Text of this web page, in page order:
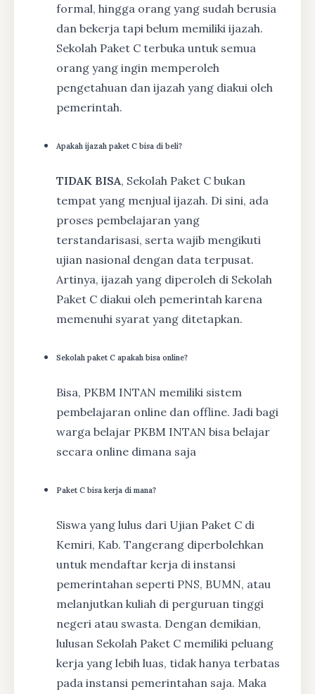
formal, hingga orang yang sudah berusia
dan bekerja tapi belum memiliki ijazah.
Sekolah Paket C terbuka untuk semua
orang yang ingin memperoleh
pengetahuan dan ijazah yang diakui oleh
pemerintah.
Apakah ijazah paket C bisa di beli?
TIDAK BISA, Sekolah Paket C bukan
tempat yang menjual ijazah. Di sini, ada
proses pembelajaran yang
terstandarisasi, serta wajib mengikuti
ujian nasional dengan data terpusat.
Artinya, ijazah yang diperoleh di Sekolah
Paket C diakui oleh pemerintah karena
memenuhi syarat yang ditetapkan.
Sekolah paket C apakah bisa online?
Bisa, PKBM INTAN memiliki sistem
pembelajaran online dan offline. Jadi bagi
warga belajar PKBM INTAN bisa belajar
secara online dimana saja
Paket C bisa kerja di mana?
Siswa yang lulus dari Ujian Paket C di
Kemiri, Kab. Tangerang diperbolehkan
untuk mendaftar kerja di instansi
pemerintahan seperti PNS, BUMN, atau
melanjutkan kuliah di perguruan tinggi
negeri atau swasta. Dengan demikian,
lulusan Sekolah Paket C memiliki peluang
kerja yang lebih luas, tidak hanya terbatas
pada instansi pemerintahan saja. Maka